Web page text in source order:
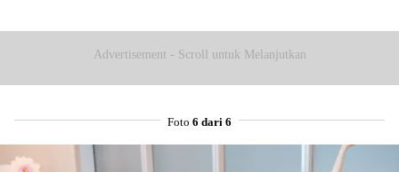
Advertisement - Scroll untuk Melanjutkan
Foto 6 dari 6